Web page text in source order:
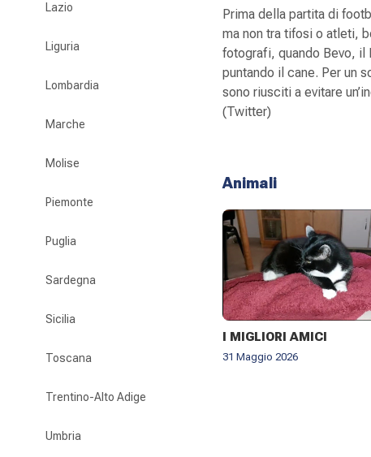
Lazio
Liguria
Lombardia
Marche
Molise
Piemonte
Puglia
Sardegna
Sicilia
Toscana
Trentino-Alto Adige
Umbria
Prima della partita di
ma non tra tifosi o atleti,
fotografi, quando Bevo, il
puntando il cane. Per un
sono riusciti a evitare
(Twitter)
Animali
I MIGLIORI AMICI
31 Maggio 2026